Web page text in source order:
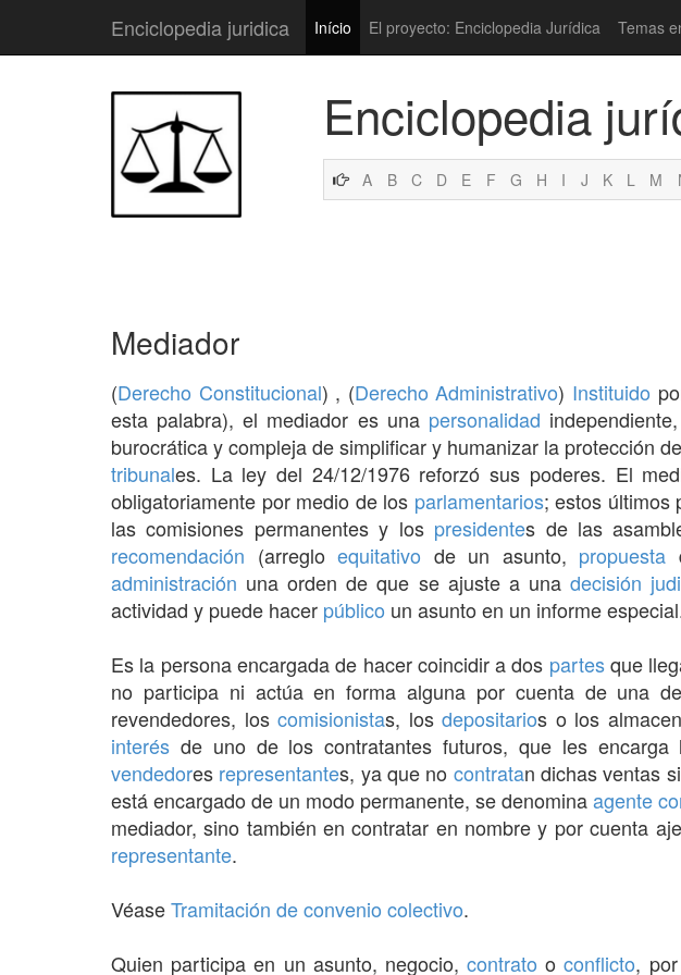
Enciclopedia juridica Início El proyecto: Enciclopedia Jurídica Temas
Enciclopedia
A B C D E F G H I J K L M
Mediador
(Derecho Constitucional) , (Derecho Administrativo) Instituido
esta palabra), el mediador es una personalidad
burocrática y compleja de simplificar y humanizar la protección
tribunales. La ley del 24/12/1976 reforzó sus poderes. El
obligatoriamente por medio de los parlamentarios; estos últimos
las comisiones permanentes y los presidentes de las
recomendación (arregloequitativo de un asunto, propuesta
administración una orden de que se ajuste a una decisión
actividad y puede hacer público un asunto en un informe
Es la persona encargada de hacer coincidir a dos partesque
no participa ni actúa en forma alguna por cuenta de una
revendedores, los comisionistas, los depositarios o los
interés de uno de los contratantes futuros, que les
vendedores representantes, ya que no contratan dichas ventas
está encargado de un modo permanente, se denominaagente
mediador, sino también en contratar en nombre y por cuenta
representante.
VéaseTramitación de convenio colectivo.
Quien participa en un asunto, negocio, contrato oconflicto,